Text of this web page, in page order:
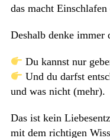
das macht
Deshalb denke immer
Du kannst nur
Und du darfst
und was nicht (mehr).
Das ist kein
mit dem richtigen